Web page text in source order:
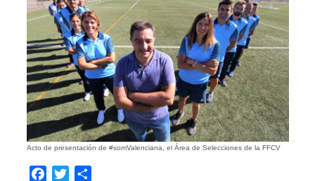
Acto de presentación de #somValenciana, el Área de Selecciones de la FFCV
Facebook
Twitter